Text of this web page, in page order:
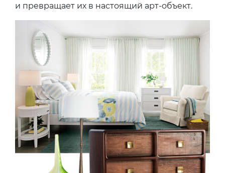
и превращает их в настоящий арт-объект.